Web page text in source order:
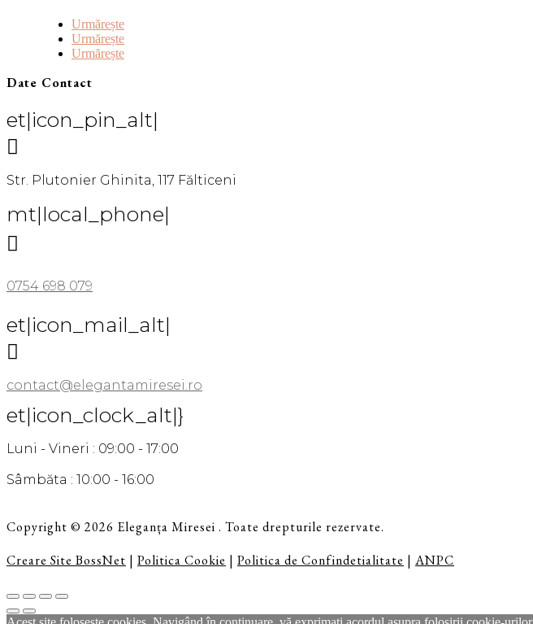
Urmărește
Urmărește
Urmărește
Date Contact
et|icon_pin_alt|

Str. Plutonier Ghinita, 117 Fălticeni
mt|local_phone|

0754 698 079
et|icon_mail_alt|

contact@elegantamiresei.ro
et|icon_clock_alt|}
Luni - Vineri : 09:00 - 17:00
Sâmbăta : 10:00 - 16:00
Copyright © 2026 Eleganța Miresei . Toate drepturile rezervate.
Creare Site BossNet | Politica Cookie | Politica de Confindetialitate | ANPC